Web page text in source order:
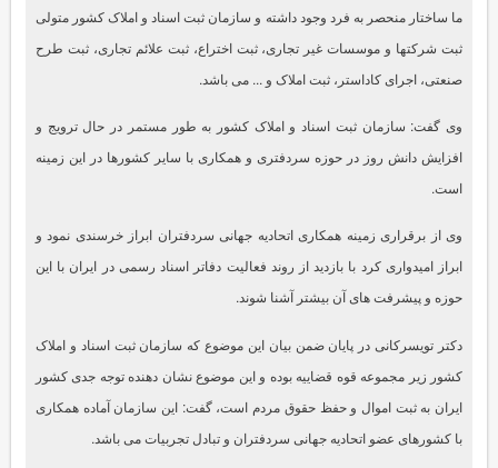
ما ساختار منحصر به فرد وجود داشته و سازمان ثبت اسناد و املاک کشور متولی
ثبت شرکتها و موسسات غیر تجاری، ثبت اختراع، ثبت علائم تجاری، ثبت طرح
صنعتی، اجرای کاداستر، ثبت املاک و ... می باشد.
وی گفت: سازمان ثبت اسناد و املاک کشور به طور مستمر در حال ترویج و
افزایش دانش روز در حوزه سردفتری و همکاری با سایر کشورها در این زمینه
است.
وی از برقراری زمینه همکاری اتحادیه جهانی سردفتران ابراز خرسندی نمود و
ابراز امیدواری کرد با بازدید از روند فعالیت دفاتر اسناد رسمی در ایران با این
حوزه و پیشرفت های آن بیشتر آشنا شوند.
دکتر تویسرکانی در پایان ضمن بیان این موضوع که سازمان ثبت اسناد و املاک
کشور زیر مجموعه قوه قضاییه بوده و این موضوع نشان دهنده توجه جدی کشور
ایران به ثبت اموال و حفظ حقوق مردم است، گفت: این سازمان آماده همکاری
با کشورهای عضو اتحادیه جهانی سردفتران و تبادل تجربیات می باشد.